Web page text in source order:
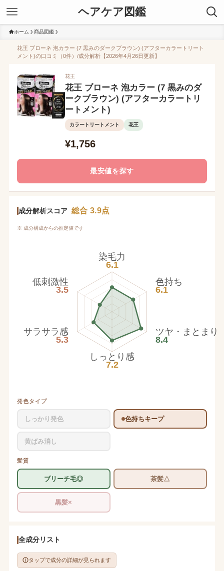
ヘアケア図鑑
ホーム 商品図鑑
花王 ブローネ 泡カラー (7 黒みのダークブラウン) (アフターカラートリート
メント)の口コミ（0件）/成分解析【2026年4月26日更新】
花王
花王 ブローネ 泡カラー (7 黒みのダ
ークブラウン) (アフターカラートリ
ートメント)
カラートリートメント 花王
¥1,756
最安値を探す
成分解析スコア 総合 3.9点
※ 成分構成からの推定値です
染毛力
6.1
色持ち
6.1
ツヤ・まとまり
8.4
しっとり感
7.2
サラサラ感
5.3
低刺激性
3.5
発色タイプ
しっかり発色 色持ちキープ
黄ばみ消し
髪質
ブリーチ毛◎ 茶髪△
黒髪×
全成分リスト
タップで成分の詳細が見られます